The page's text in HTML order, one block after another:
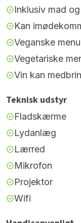
Inklusiv mad
Kan
Veganske
Vegetariske
Vin kan
Teknisk udstyr
Fladskærme
Lydanlæg
Lærred
Mikrofon
Projektor
Wifi